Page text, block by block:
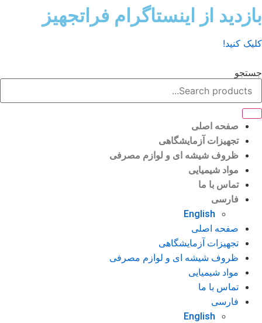
از اینستاگرام فراتجهیز
کنید!
صفحه اصلی
تجهیزات آزمایشگاهی
ظروف شیشه ای و لوازم مصرفی
مواد شیمیایی
تماس با ما
فارسی
English
صفحه اصلی
تجهیزات آزمایشگاهی
ظروف شیشه ای و لوازم مصرفی
مواد شیمیایی
تماس با ما
فارسی
English